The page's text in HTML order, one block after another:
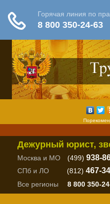
Дежурный юрист,
Москва и МО (499) 938-
СПб и ЛО (812) 467-
Все регионы 8 800 350-